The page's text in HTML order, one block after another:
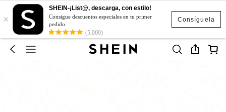
Consíguela
×
SHEIN-¡List@, descarga, con estilo!
Consigue descuentos especiales en tu primer
pedido
(5,000)